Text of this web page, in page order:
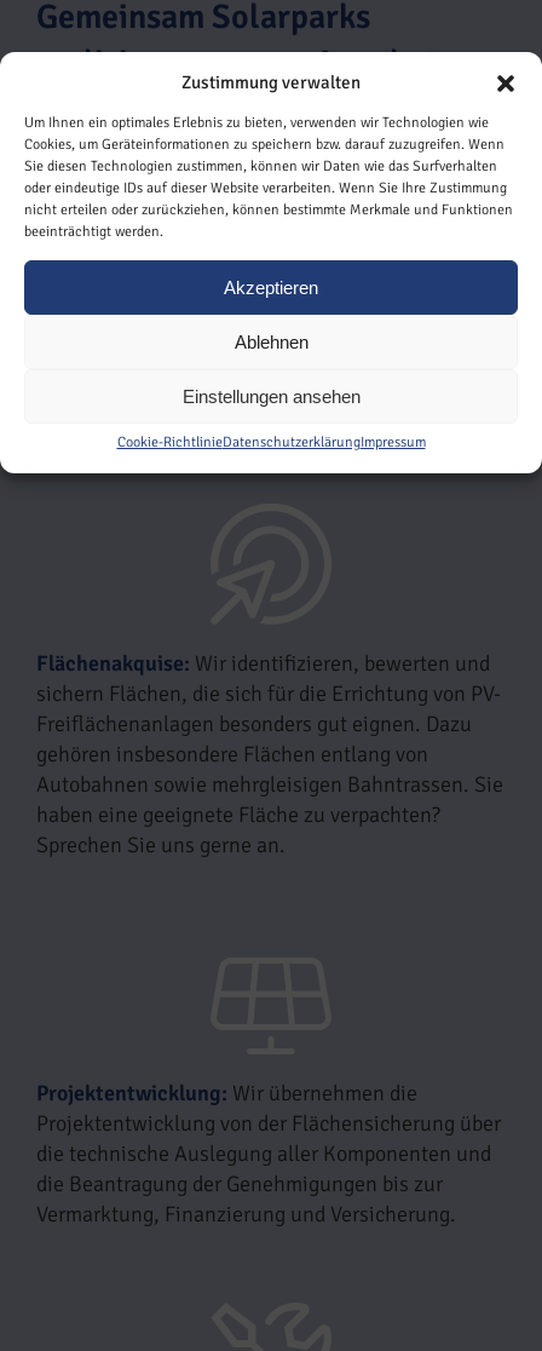
Zustimmung verwalten
Um Ihnen ein optimales Erlebnis zu bieten, verwenden wir Technologien wie
Cookies, um Geräteinformationen zu speichern bzw. darauf zuzugreifen. Wenn
Sie diesen Technologien zustimmen, können wir Daten wie das Surfverhalten
oder eindeutige IDs auf dieser Website verarbeiten. Wenn Sie Ihre Zustimmung
nicht erteilen oder zurückziehen, können bestimmte Merkmale und Funktionen
beeinträchtigt werden.
Akzeptieren
Ablehnen
Einstellungen ansehen
Cookie-RichtlinieDatenschutzerklärungImpressum
Gemeinsam Solarparks
realisieren – unser Angebot
Nicht nur im Wertachtal, sondern im ganzen
Bundesgebiet arbeiten wir an der Entwicklung
neuer Freiflächen-Solarparks. Dabei setzen wir auf
langjährige Partnerschaften und arbeiten eng mit
Kommunen, Behörden, Landwirten,
Generalunternehmen, Banken und Versicherern
zusammen. Wenn Sie Interesse an einer
über Ihre Kontaktaufnahme.
Unsere Leistungen bei der Entwicklung von PV-
Freiflächenentwicklungen im Überblick:
Flächenakquise: Wir identifizieren, bewerten und
sichern Flächen, die sich für die Errichtung von PV-
Freiflächenanlagen besonders gut eignen. Dazu
gehören insbesondere Flächen entlang von
Autobahnen sowie mehrgleisigen Bahntrassen. Sie
haben eine geeignete Fläche zu verpachten?
Sprechen Sie uns gerne an.
Projektentwicklung: Wir übernehmen die
Projektentwicklung von der Flächensicherung über
die technische Auslegung aller Komponenten und
die Beantragung der Genehmigungen bis zur
Vermarktung, Finanzierung und Versicherung.